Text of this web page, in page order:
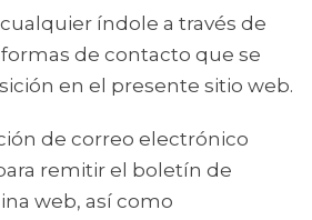
índole a través de
de contacto que se
en el presente sitio web.
de correo electrónico
remitir el boletín de
web, así como